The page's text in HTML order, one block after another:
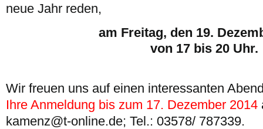
neue Jahr reden,
am Freitag, den 19.
von 17 bis 20 Uhr.
Wir freuen uns auf einen interessanten
Ihre Anmeldung bis zum 17. Dezember 2014
kamenz@t-online.de; Tel.: 03578/ 787339.